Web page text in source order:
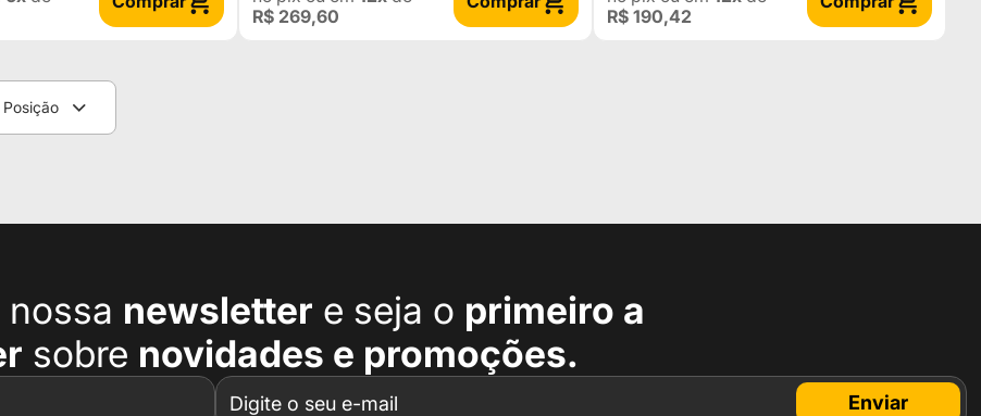
R$ 269,60
R$ 190,42
Posição
nossa newsletter e seja o primeiro a
sobre novidades e promoções.
Enviar